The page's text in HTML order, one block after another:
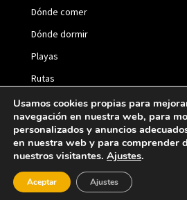
Dónde comer
Dónde dormir
Playas
Rutas
Fiestas
2021 © València Turisme |
Política de cookies
Usamos cookies propias para
navegación en nuestra web, para
personalizados y anuncios
en nuestra web y para comprender
nuestros visitantes. Ajustes.
Aceptar Ajustes